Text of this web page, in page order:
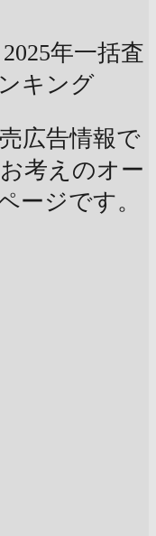
年一括査
キング
広告情報で
考えのオー
ージです。